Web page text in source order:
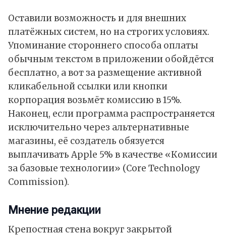
Оставили возможность и для внешних
платёжных систем, но на строгих условиях.
Упоминание стороннего способа оплаты
обычным текстом в приложении обойдётся
бесплатно, а вот за размещение активной
кликабельной ссылки или кнопки
корпорация возьмёт комиссию в 15%.
Наконец, если программа распространяется
исключительно через альтернативные
магазины, её создатель обязуется
выплачивать Apple 5% в качестве «Комиссии
за базовые технологии» (Core Technology
Commission).
Мнение редакции
Крепостная стена вокруг закрытой